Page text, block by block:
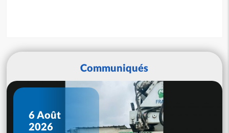
Communiqués
6 Août
2026